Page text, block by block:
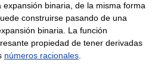
binaria, de la misma forma
construirse pasando de una
binaria. La función
propiedad de tener derivadas
números racionales.